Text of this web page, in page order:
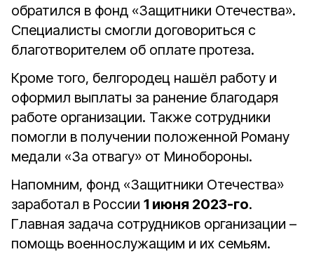
обратился в фонд «Защитники Отечества».
Специалисты смогли договориться с
благотворителем об оплате протеза.
Кроме того, белгородец нашёл работу и
оформил выплаты за ранение благодаря
работе организации. Также сотрудники
помогли в получении положенной Роману
медали «За отвагу» от Минобороны.
Напомним, фонд «Защитники Отечества»
заработал в России 1 июня 2023-го.
Главная задача сотрудников организации –
помощь военнослужащим и их семьям.